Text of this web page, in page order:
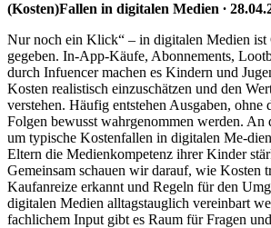
(Kosten)Fallen in digitalen Medien ∙
Nur noch ein Klick“ – in digitalen Medien ist
gegeben. In-App-Käufe, Abonnements,
durch Infuencer machen es Kindern und
Kosten realistisch einzuschätzen und den
verstehen. Häufig entstehen Ausgaben, ohne
Folgen bewusst wahrgenommen werden. An
um typische Kostenfallen in digitalen Me-
Eltern die Medienkompetenz ihrer Kinder
Gemeinsam schauen wir darauf, wie Kosten
Kaufanreize erkannt und Regeln für den
digitalen Medien alltagstauglich vereinbart
fachlichem Input gibt es Raum für Fragen